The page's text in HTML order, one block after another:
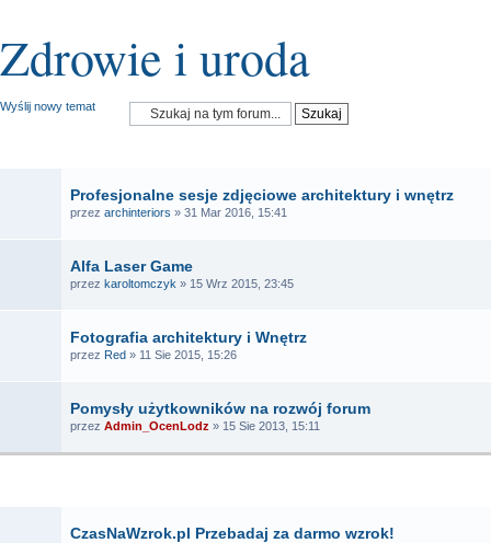
Zdrowie i uroda
Wyślij nowy temat
Profesjonalne sesje zdjęciowe architektury i wnętrz
przez archinteriors » 31 Mar 2016, 15:41
Alfa Laser Game
przez karoltomczyk » 15 Wrz 2015, 23:45
Fotografia architektury i Wnętrz
przez Red » 11 Sie 2015, 15:26
Pomysły użytkowników na rozwój forum
przez Admin_OcenLodz » 15 Sie 2013, 15:11
CzasNaWzrok.pl Przebadaj za darmo wzrok!